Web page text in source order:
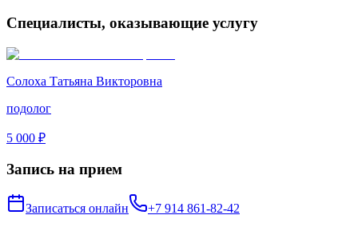
Специалисты, оказывающие услугу
Солоха Татьяна Викторовна
подолог
5 000 ₽
Запись на прием
Записаться онлайн +7 914 861-82-42